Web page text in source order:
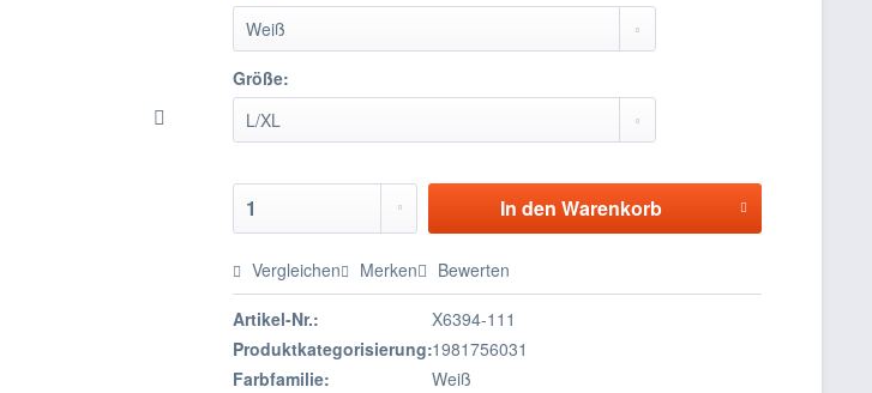
Größe:
In den Warenkorb
Vergleichen Merken Bewerten
Artikel-Nr.:
X6394-111
Produktkategorisierung:1981756031
Farbfamilie:
Weiß